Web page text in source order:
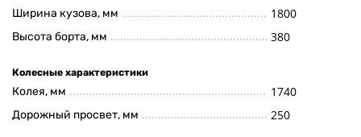
Ширина кузова, мм 1800
Высота борта, мм 380
Колесные характеристики
Колея, мм 1740
Дорожный просвет, мм 250